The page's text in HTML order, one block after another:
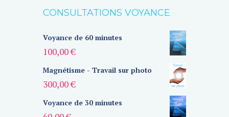
CONSULTATIONS VOYANCE
Voyance de 60 minutes
100,00€
Magnétisme - Travail sur photo
300,00€
Voyance de 30 minutes